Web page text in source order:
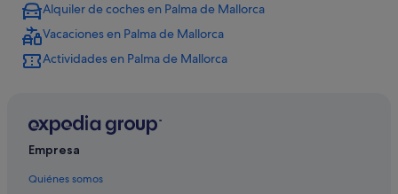
Moteles en Palma de Mallorca
Hilton Hotels en Palma de Mallorca
Campings de caravanas en Islas Baleares
Hoteles de golf en Islas Baleares
Hoteles para ir de compras en Islas Baleares
Alquiler de coches en Palma de Mallorca
Vacaciones en Palma de Mallorca
Actividades en Palma de Mallorca
Empresa
Quiénes somos